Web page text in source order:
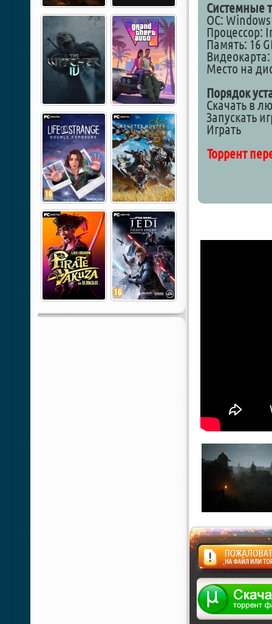
Системные
ОС: Windows
Процессор:
Память: 16
Видеокарта:
Место на
Порядок
Скачать в
Запускать
Играть
Торрент
Жалоба